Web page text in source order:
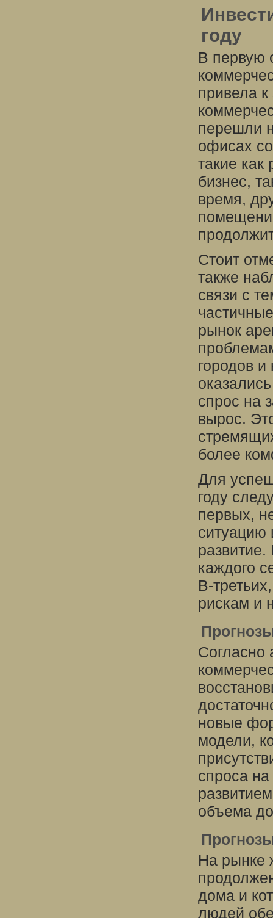
году
В первую
привела
перешли
офисах
такие как
бизнес,
время,
Стоит
также
связи с
рынок
городов и
спрос на
вырос.
более
Для
году
первых,
ситуацию
развитие.
каждого
В-
рискам и
Согласно
новые
модели,
спроса
объема
На рынке
дома и
людей